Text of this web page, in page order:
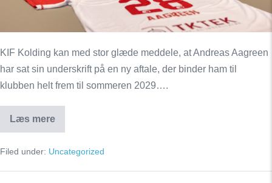
KIF Kolding kan med stor glæde meddele, at Andreas Aagreen
har sat sin underskrift på en ny aftale, der binder ham til
klubben helt frem til sommeren 2029….
Læs mereVerdensmester
forlænger
KIF
til
Filed under: Uncategorized